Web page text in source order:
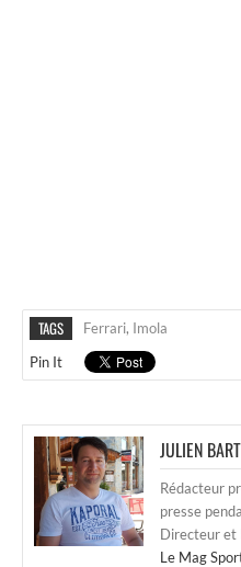
TAGS Ferrari, Imola
Pin It
JULIEN
Rédacteur
presse
Directeur et
Le Mag